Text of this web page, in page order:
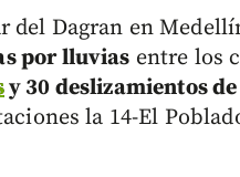
del Dagran en
por lluvias entre los
y 30 deslizamientos
la 14-El